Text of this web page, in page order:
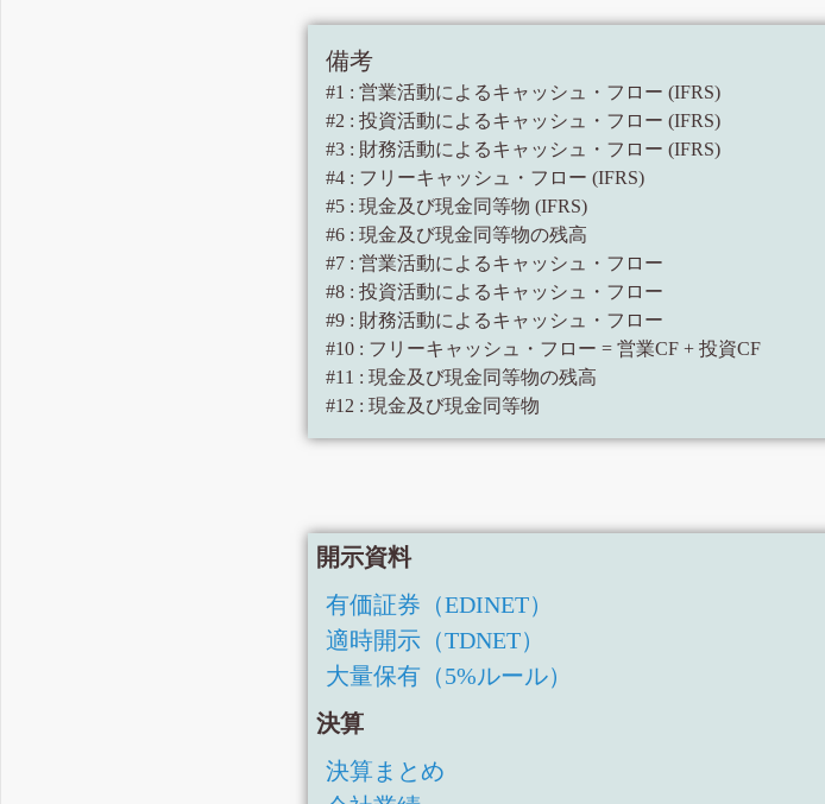
備考
#1 : 営業活動によるキャッシュ・フロー (IFRS)
#2 : 投資活動によるキャッシュ・フロー (IFRS)
#3 : 財務活動によるキャッシュ・フロー (IFRS)
#4 : フリーキャッシュ・フロー (IFRS)
#5 : 現金及び現金同等物 (IFRS)
#6 : 現金及び現金同等物の残高
#7 : 営業活動によるキャッシュ・フロー
#8 : 投資活動によるキャッシュ・フロー
#9 : 財務活動によるキャッシュ・フロー
#10 : フリーキャッシュ・フロー = 営業CF + 投資CF
#11 : 現金及び現金同等物の残高
#12 : 現金及び現金同等物
開示資料
有価証券（EDINET）
適時開示（TDNET）
大量保有（5%ルール）
決算
決算まとめ